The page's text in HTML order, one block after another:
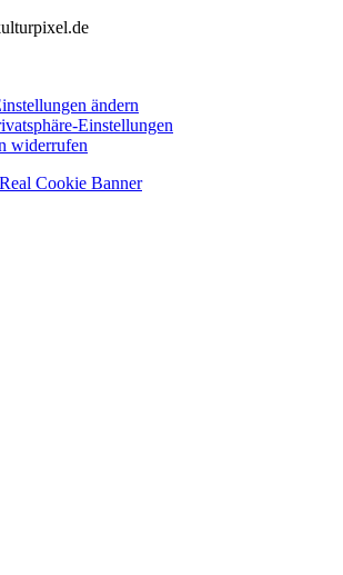
ändern
Einstellungen
widerrufen
Cookie Banner